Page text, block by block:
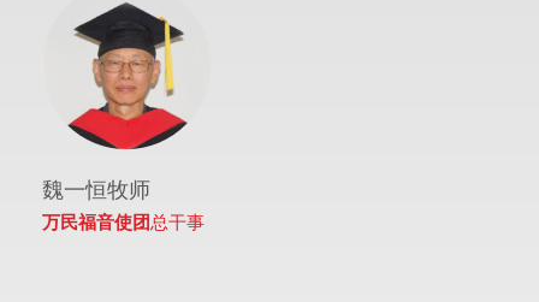
魏一恒牧师
万民福音使团总干事